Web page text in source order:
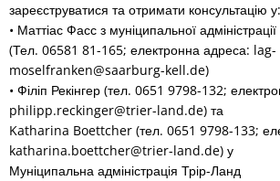
зареєструватися та отримати консультацію у:
• Маттіас Фасс з муніципальної
(Тел. 06581 81-165; електронна адреса: lag-
moselfranken@saarburg-kell.de)
• Філіп Рекінгер (тел. 0651 9798-132;
philipp.reckinger@trier-land.de) та
Katharina Boettcher (тел. 0651 9798-133;
katharina.boettcher@trier-land.de) у
Муніципальна адміністрація Трір-Ланд